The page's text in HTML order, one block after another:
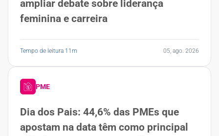
ampliar debate sobre liderança
feminina e carreira
Tempo de leitura 11m 05, ago. 2026
PME
Dia dos Pais: 44,6% das PMEs que
apostam na data têm como principal